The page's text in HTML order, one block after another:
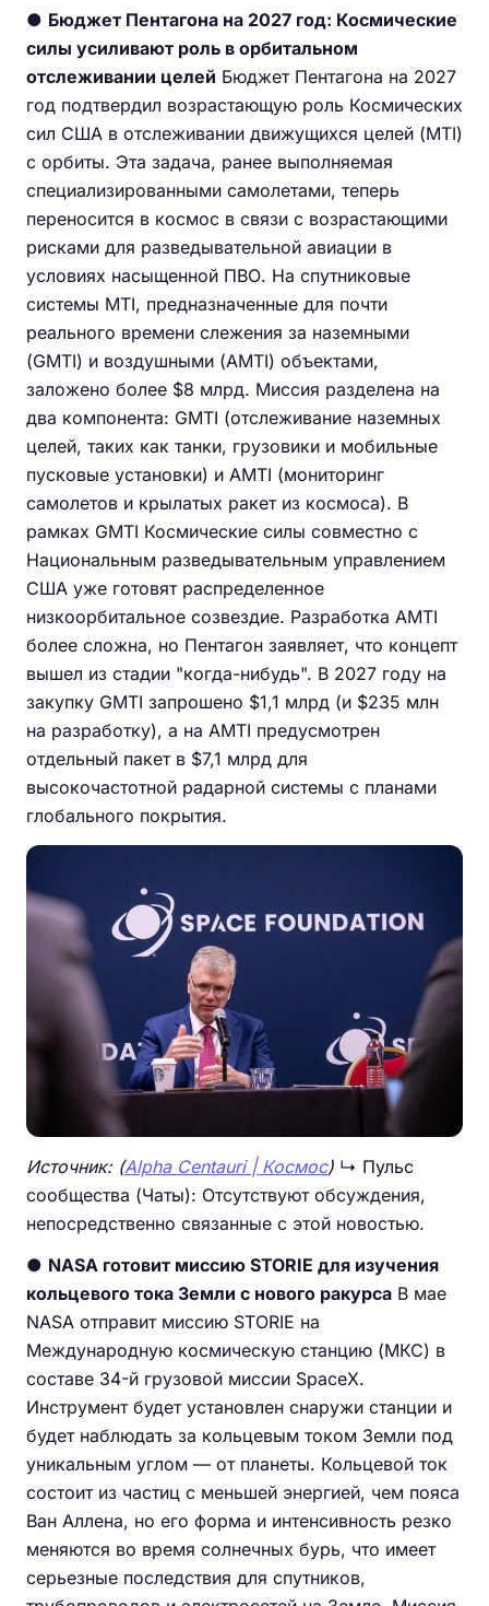
● Бюджет Пентагона на 2027 год: Космические
силы усиливают роль в орбитальном
отслеживании целей Бюджет Пентагона на 2027
год подтвердил возрастающую роль Космических
сил США в отслеживании движущихся целей (MTI)
с орбиты. Эта задача, ранее выполняемая
специализированными самолетами, теперь
переносится в космос в связи с возрастающими
рисками для разведывательной авиации в
условиях насыщенной ПВО. На спутниковые
системы MTI, предназначенные для почти
реального времени слежения за наземными
(GMTI) и воздушными (AMTI) объектами,
заложено более $8 млрд. Миссия разделена на
два компонента: GMTI (отслеживание наземных
целей, таких как танки, грузовики и мобильные
пусковые установки) и AMTI (мониторинг
самолетов и крылатых ракет из космоса). В
рамках GMTI Космические силы совместно с
Национальным разведывательным управлением
США уже готовят распределенное
низкоорбитальное созвездие. Разработка AMTI
более сложна, но Пентагон заявляет, что концепт
вышел из стадии "когда-нибудь". В 2027 году на
закупку GMTI запрошено $1,1 млрд (и $235 млн
на разработку), а на AMTI предусмотрен
отдельный пакет в $7,1 млрд для
высокочастотной радарной системы с планами
глобального покрытия.
Источник: (Alpha Centauri | Космос) ↳ Пульс
сообщества (Чаты): Отсутствуют обсуждения,
непосредственно связанные с этой новостью.
● NASA готовит миссию STORIE для изучения
кольцевого тока Земли с нового ракурса В мае
NASA отправит миссию STORIE на
Международную космическую станцию (МКС) в
составе 34-й грузовой миссии SpaceX.
Инструмент будет установлен снаружи станции и
будет наблюдать за кольцевым током Земли под
уникальным углом — от планеты. Кольцевой ток
состоит из частиц с меньшей энергией, чем пояса
Ван Аллена, но его форма и интенсивность резко
меняются во время солнечных бурь, что имеет
серьезные последствия для спутников,